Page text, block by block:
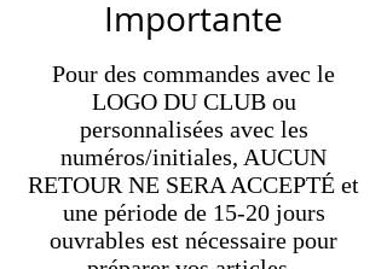
Importante
Pour des commandes avec le
LOGO DU CLUB ou
personnalisées avec les
numéros/initiales, AUCUN
RETOUR NE SERA ACCEPTÉ et
une période de 15-20 jours
ouvrables est nécessaire pour